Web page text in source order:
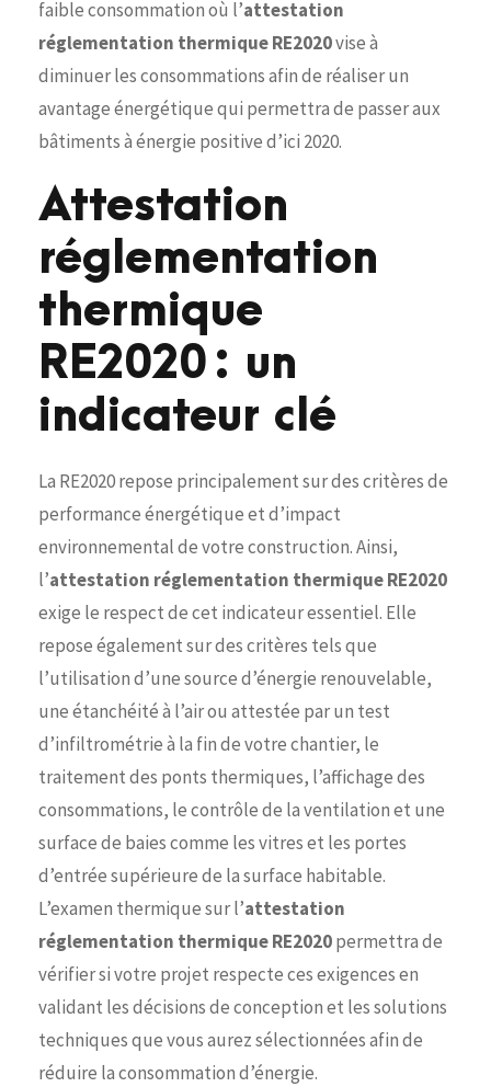
faible consommation où l’attestation
réglementation thermique RE2020vise à
diminuer les consommations afin de réaliser un
avantage énergétique qui permettra de passer aux
bâtiments à énergie positive d’ici 2020.
Attestation
réglementation
thermique
RE2020 : un
indicateur clé
La RE2020 repose principalement sur des critères de
performance énergétique et d’impact
environnemental de votre construction. Ainsi,
l’attestation réglementation thermique RE2020
exige le respect de cet indicateur essentiel. Elle
repose également sur des critères tels que
l’utilisation d’une source d’énergie renouvelable,
une étanchéité à l’air ou attestée par un test
d’infiltrométrie à la fin de votre chantier, le
traitement des ponts thermiques, l’affichage des
consommations, le contrôle de la ventilation et une
surface de baies comme les vitres et les portes
d’entrée supérieure de la surface habitable.
L’examen thermique sur l’attestation
réglementation thermique RE2020permettra de
vérifier si votre projet respecte ces exigences en
validant les décisions de conception et les solutions
techniques que vous aurez sélectionnées afin de
réduire la consommation d’énergie.